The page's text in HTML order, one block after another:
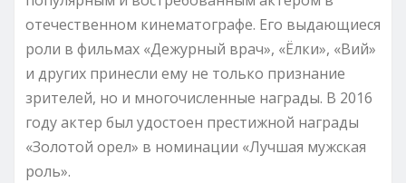
отечественном кинематографе. Его выдающиеся
роли в фильмах «Дежурный врач», «Ёлки», «Вий»
и других принесли ему не только признание
зрителей, но и многочисленные награды. В 2016
году актер был удостоен престижной награды
«Золотой орел» в номинации «Лучшая мужская
роль».